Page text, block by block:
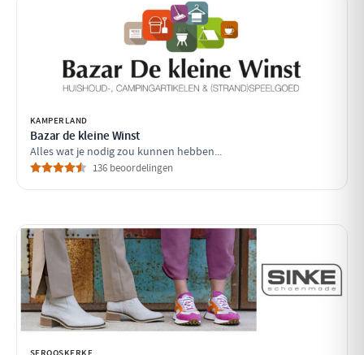
KAMPERLAND
Bazar de kleine Winst
Alles wat je nodig zou kunnen hebben...
136 beoordelingen